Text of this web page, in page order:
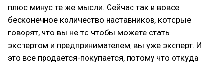
плюс минус те же мысли. Сейчас так и вовсе
бесконечное количество наставников, которые
говорят, что вы не то чтобы можете стать
экспертом и предпринимателем, вы уже эксперт. И
это все продается-покупается, потому что откуда